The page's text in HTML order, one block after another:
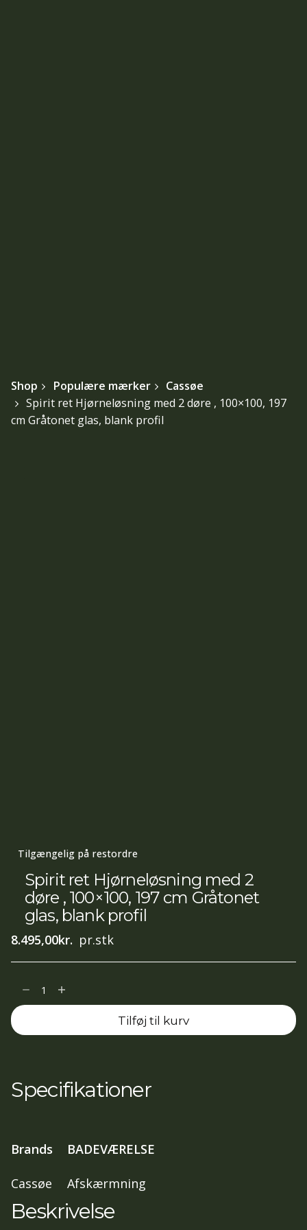
Shop Populære mærker
Cassøe
Spirit ret Hjørneløsning med 2 døre , 100×100, 197
cm Gråtonet glas, blank profil
Tilgængelig på restordre
Spirit ret Hjørneløsning med 2
døre , 100×100, 197 cm Gråtonet
glas, blank profil
8.495,00kr. pr.stk
ret
Hjørneløsning
døre
,
cm
Gråtonet
blank
Tilføj til kurv
Specifikationer
Brands BADEVÆRELSE
Cassøe Afskærmning
Beskrivelse